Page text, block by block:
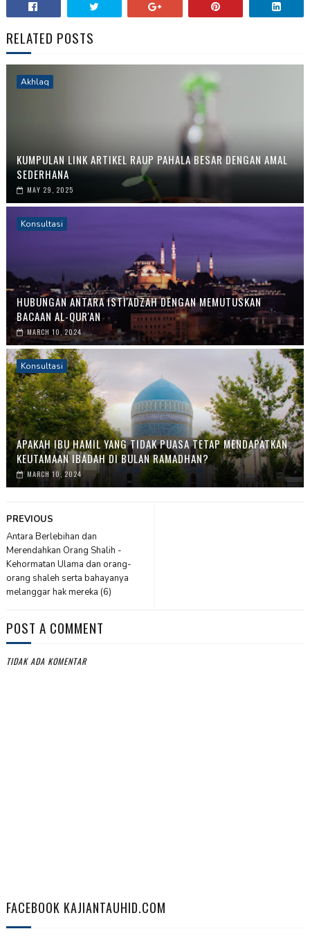
RELATED POSTS
Akhlaq
KUMPULAN LINK ARTIKEL RAUP PAHALA BESAR DENGAN AMAL
SEDERHANA
MAY 29, 2025
Konsultasi
HUBUNGAN ANTARA ISTI'ADZAH DENGAN MEMUTUSKAN
BACAAN AL-QUR'AN
MARCH 10, 2024
Konsultasi
APAKAH IBU HAMIL YANG TIDAK PUASA TETAP MENDAPATKAN
KEUTAMAAN IBADAH DI BULAN RAMADHAN?
MARCH 10, 2024
PREVIOUS
Antara Berlebihan dan
Merendahkan Orang Shalih -
Kehormatan Ulama dan orang-
orang shaleh serta bahayanya
melanggar hak mereka (6)
POST A COMMENT
TIDAK ADA KOMENTAR
FACEBOOK KAJIANTAUHID.COM